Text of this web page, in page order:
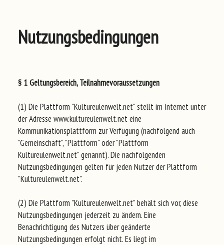
Nutzungsbedingungen
§ 1 Geltungsbereich, Teilnahmevoraussetzungen
(1) Die Plattform "Kultureulenwelt.net" stellt im Internet unter
der Adresse www.kultureulenwelt.net eine
Kommunikationsplattform zur Verfügung (nachfolgend auch
"Gemeinschaft", "Plattform" oder "Plattform
Kultureulenwelt.net" genannt). Die nachfolgenden
Nutzungsbedingungen gelten für jeden Nutzer der Plattform
"Kultureulenwelt.net".
(2) Die Plattform "Kultureulenwelt.net" behält sich vor, diese
Nutzungsbedingungen jederzeit zu ändern. Eine
Benachrichtigung des Nutzers über geänderte
Nutzungsbedingungen erfolgt nicht. Es liegt im